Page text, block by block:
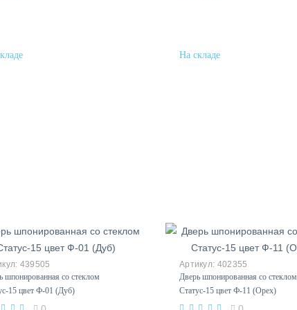
439505
шпонированная со стеклом
15 цвет Ф-01 (Дуб)
402355
Дверь шпонированная со стеклом
Статус-15 цвет Ф-11 (Орех)